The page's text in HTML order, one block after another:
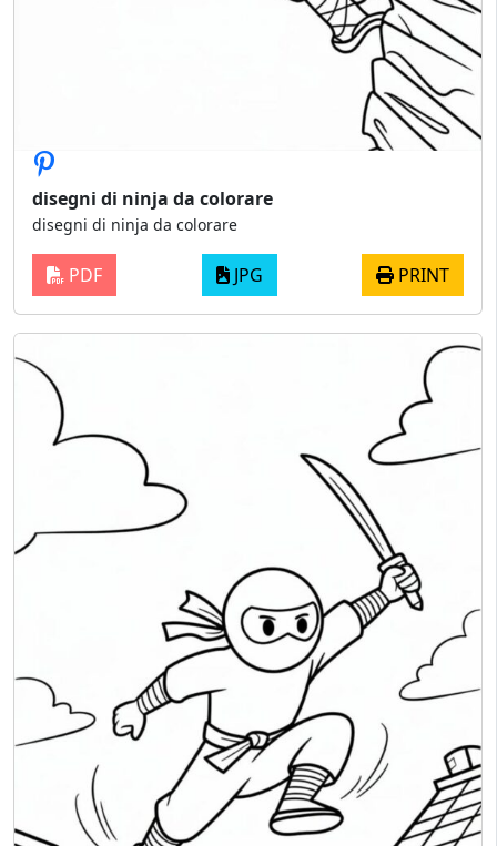
disegni di ninja da colorare
disegni di ninja da colorare
PDF JPG PRINT